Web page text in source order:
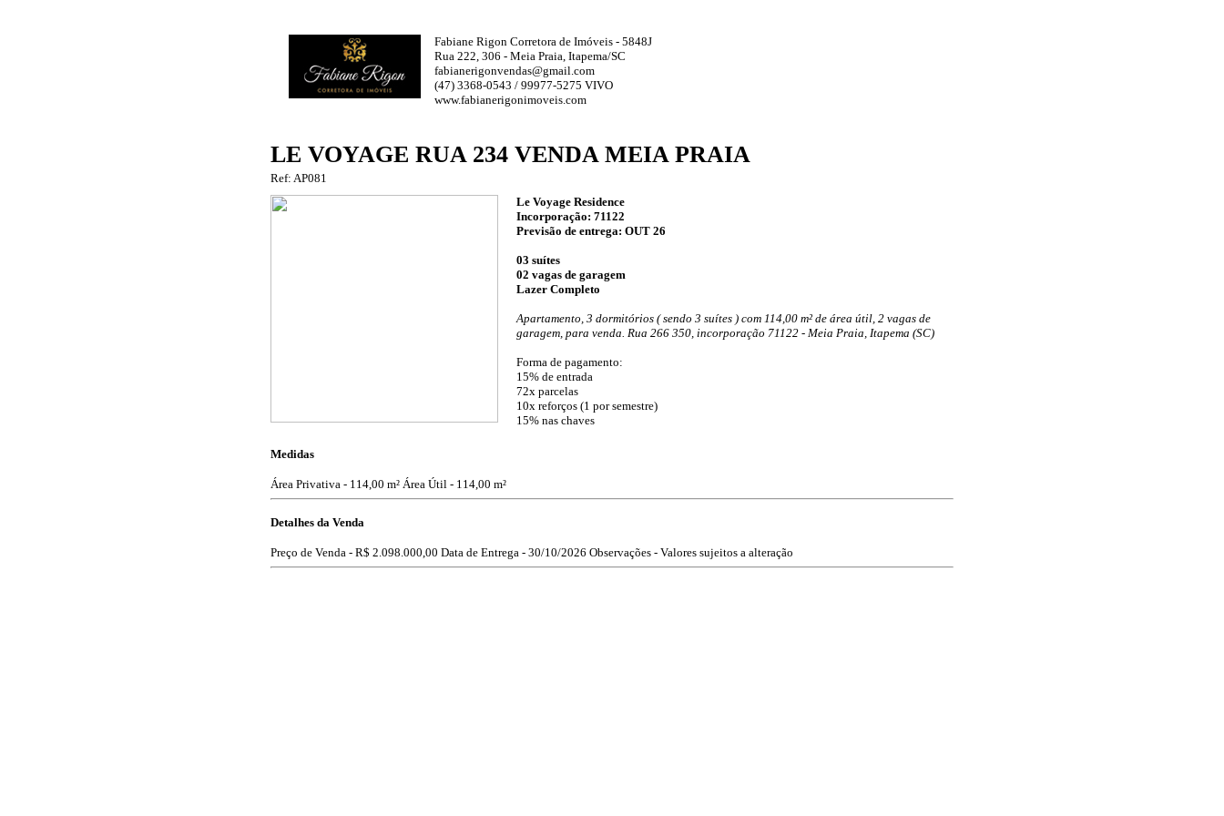
Fabiane Rigon Corretora de Imóveis - 5848J
Rua 222, 306 - Meia Praia, Itapema/SC
fabianerigonvendas@gmail.com
(47) 3368-0543 / 99977-5275 VIVO
www.fabianerigonimoveis.com
LE VOYAGE RUA 234 VENDA MEIA PRAIA
Ref: AP081
Le Voyage Residence
Incorporação: 71122
Previsão de entrega: OUT 26
03 suítes
02 vagas de garagem
Lazer Completo
Apartamento, 3 dormitórios ( sendo 3 suítes ) com 114,00 m² de área útil, 2 vagas de
garagem, para venda. Rua 266 350, incorporação 71122 - Meia Praia, Itapema (SC)
Forma de pagamento:
15% de entrada
72x parcelas
10x reforços (1 por semestre)
15% nas chaves
Medidas
Área Privativa - 114,00 m² Área Útil - 114,00 m²
Detalhes da Venda
Preço de Venda - R$ 2.098.000,00 Data de Entrega - 30/10/2026 Observações - Valores sujeitos a alteração